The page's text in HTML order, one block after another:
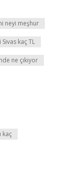
neyi meşhur
kaç TL
ne çıkıyor
kaç